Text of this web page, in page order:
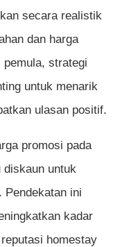
secara realistik
dan harga
pemula, strategi
untuk menarik
ulasan positif.
promosi pada
diskaun untuk
Pendekatan ini
kadar
homestay